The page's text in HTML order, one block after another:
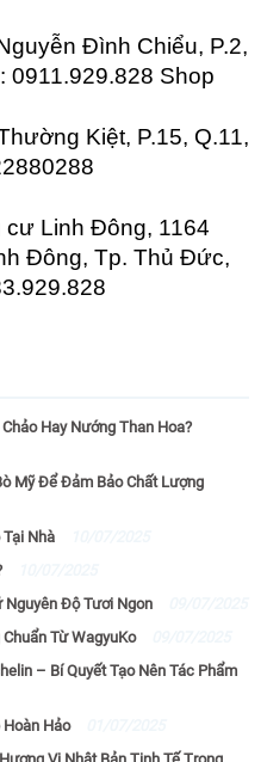
Đình Chiểu, P.2,
0911.929.828 Shop
Kiệt, P.15, Q.11,
Linh Đông, 1164
Đông, Tp. Thủ Đức,
Hay Nướng Than Hoa?
Mỹ Để Đảm Bảo Chất Lượng
Nhà
Nguyên Độ Tươi Ngon
Từ WagyuKo
– Bí Quyết Tạo Nên Tác Phẩm
Hoàn Hảo